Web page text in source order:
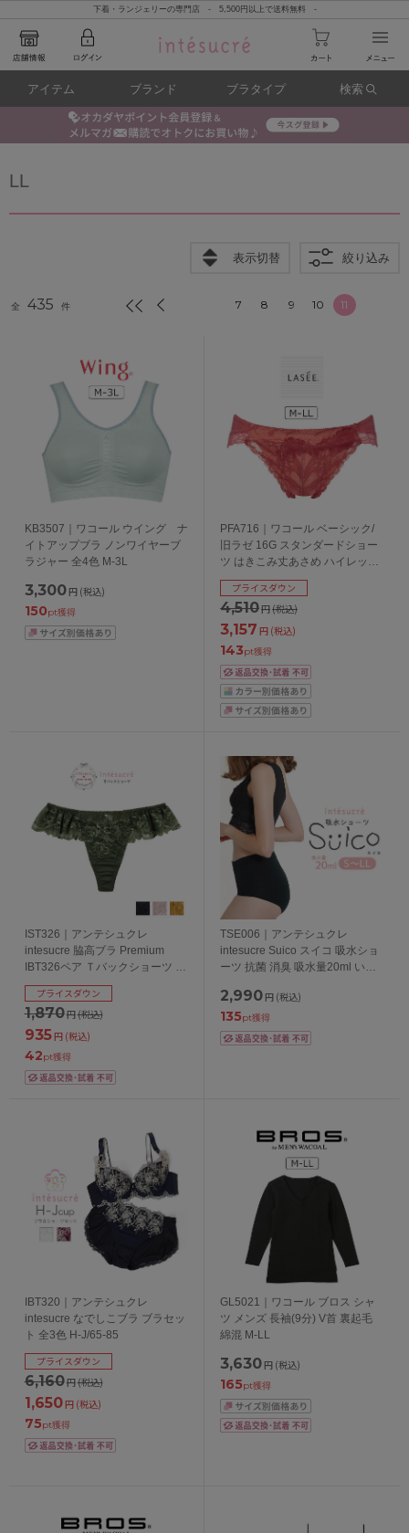
下着・ランジェリーの専門店 - 5,500円以上で送料無料 -
アイテム ブランド ブラタイプ 検索
LL
表示切替 絞り込み
全 435 件 7 8 9 10 11
KB3507｜ワコール ウイング ナ
イトアップブラ ノンワイヤーブ
ラジャー 全4色 M-3L
3,300 円 (税込)
150pt獲得
PFA716｜ワコール ベーシック/
旧ラゼ 16G スタンダードショー
ツ はきこみ丈あさめ ハイレッグ
ショーツ 全4色 M-LL
4,510円(税込)
プライスダウン
3,157 円 (税込)
143pt獲得
IST326｜アンテシュクレ
intesucre 脇高ブラ Premium
IBT326ペア Ｔバックショーツ 全
4色 M-LL
1,870円(税込)
プライスダウン
935円 (税込)
42pt獲得
TSE006｜アンテシュクレ
intesucre Suico スイコ 吸水ショ
ーツ 抗菌 消臭 吸水量20ml いつ
ウイング対応 S/M/L/LL 日本製
2,990 円 (税込)
135pt獲得
IBT320｜アンテシュクレ
intesucre なでしこブラ ブラセッ
ト 全3色 H-J/65-85
6,160円(税込)
プライスダウン
1,650円 (税込)
75pt獲得
GL5021｜ワコール ブロス シャ
ツ メンズ 長袖(9分) V首 裏起毛
綿混 M-LL
3,630 円 (税込)
165pt獲得